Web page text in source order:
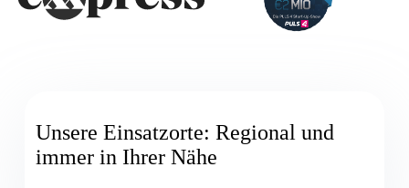
Unsere Einsatzorte: Regional und
immer in Ihrer Nähe